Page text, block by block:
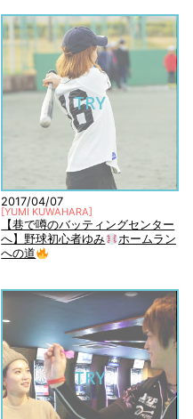
TRY
2017/04/07
[YUMI KUWAHARA]
【巷で噂のバッティングセンター
へ】野球初心者ゆみ
ホームラン
への道
TRY